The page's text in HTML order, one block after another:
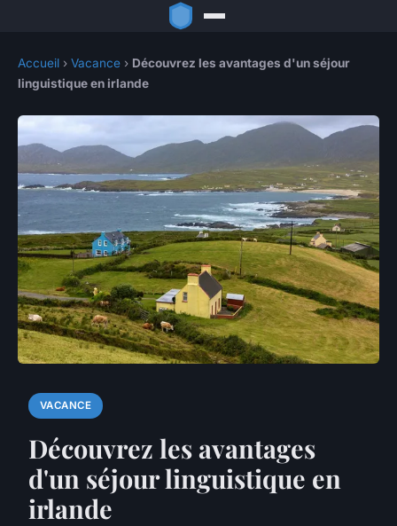
Accueil › Vacance › Découvrez les avantages d'un séjour
linguistique en irlande
VACANCE
Découvrez les avantages
d'un séjour linguistique en
irlande